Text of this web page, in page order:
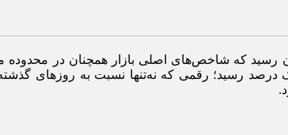
در شرایطی به پایان رسید که شاخص‌های اصلی بازار
یک درصد رسید؛ رقمی که نه‌تنها نسبت به روز‌های